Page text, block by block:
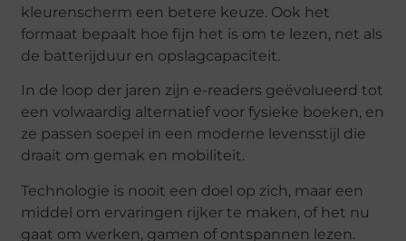
kleurenscherm een betere keuze. Ook het
formaat bepaalt hoe fijn het is om te lezen, net als
de batterijduur en opslagcapaciteit.
In de loop der jaren zijn e-readers geëvolueerd tot
een volwaardig alternatief voor fysieke boeken, en
ze passen soepel in een moderne levensstijl die
draait om gemak en mobiliteit.
Technologie is nooit een doel op zich, maar een
middel om ervaringen rijker te maken, of het nu
gaat om werken, gamen of ontspannen lezen.